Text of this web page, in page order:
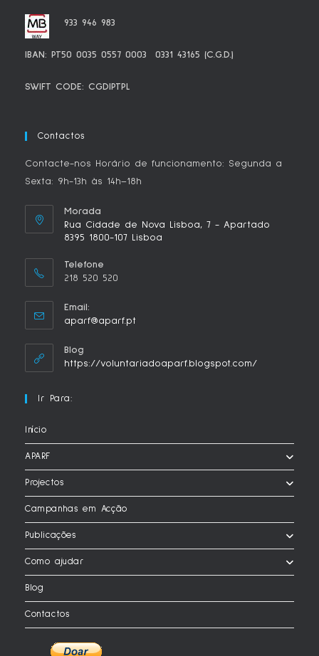
tab
tab
tab
933 946 983
IBAN: PT50 0035 0557 0003 0331 43165 (C.G.D.)
SWIFT CODE: CGDIPTPL
Contactos
Contacte-nos Horário de funcionamento: Segunda a
Sexta: 9h-13h às 14h–18h
Morada
Rua Cidade de Nova Lisboa, 7 - Apartado
8395 1800-107 Lisboa
Telefone
218 520 520
Email:
aparf@aparf.ptOpens
application
Blog
https://voluntariadoaparf.blogspot.com/
Ir Para:
Início
APARF
Projectos
Campanhas em Acção
Publicações
Como ajudar
Blog
Contactos